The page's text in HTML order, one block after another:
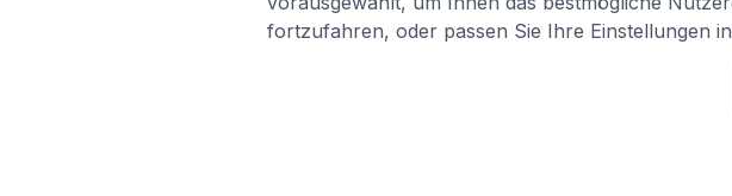
fortzufahren, oder passen Sie Ihre Einstellungen